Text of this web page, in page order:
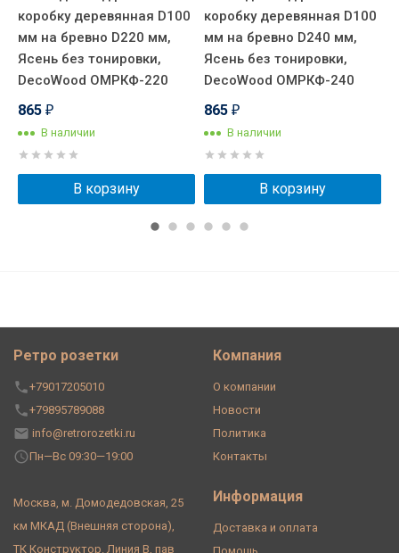
коробку деревянная D100
мм на бревно D220 мм,
Ясень без тонировки,
DecoWood ОМРКФ-220
865 ₽
В наличии
В корзину
коробку деревянная D100
мм на бревно D240 мм,
Ясень без тонировки,
DecoWood ОМРКФ-240
865 ₽
В наличии
В корзину
Ретро розетки
+79017205010
+79895789088
info@retrorozetki.ru
Пн—Вс 09:30—19:00
Москва, м. Домодедовская, 25
км МКАД (Внешняя сторона),
ТК Конструктор. Линия В, пав
Компания
О компании
Новости
Политика
Контакты
Информация
Доставка и оплата